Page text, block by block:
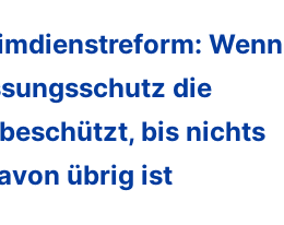
Wenn
die
bis nichts
übrig ist